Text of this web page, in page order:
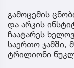
გამოცემის
და არკის
ჩაატარეს
საერთო ჯამში,
ტრილიონი